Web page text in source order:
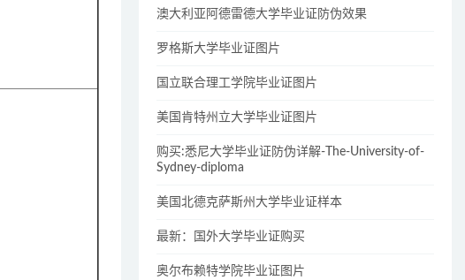
澳大利亚阿德雷德大学毕业证防伪效果
罗格斯大学毕业证图片
国立联合理工学院毕业证图片
美国肯特州立大学毕业证图片
购买:悉尼大学毕业证防伪详解-The-University-of-
Sydney-diploma
美国北德克萨斯州大学毕业证样本
最新：国外大学毕业证购买
奥尔布赖特学院毕业证图片